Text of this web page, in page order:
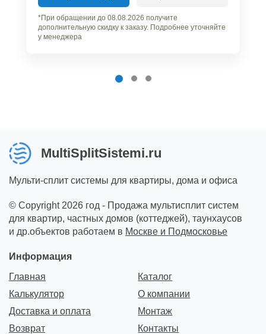
*При обращении до 08.08.2026 получите
дополнительную скидку к заказу. Подробнее уточняйте
у менеджера
MultiSplitSistemi.ru
Мульти-сплит системы для квартиры, дома и офиса
© Copyright 2026 год - Продажа мультисплит систем
для квартир, частных домов (коттеджей), таунхаусов
и др.объектов работаем в Москве и Подмосковье
Информация
Главная
Каталог
Калькулятор
О компании
Доставка и оплата
Монтаж
Возврат
Контакты